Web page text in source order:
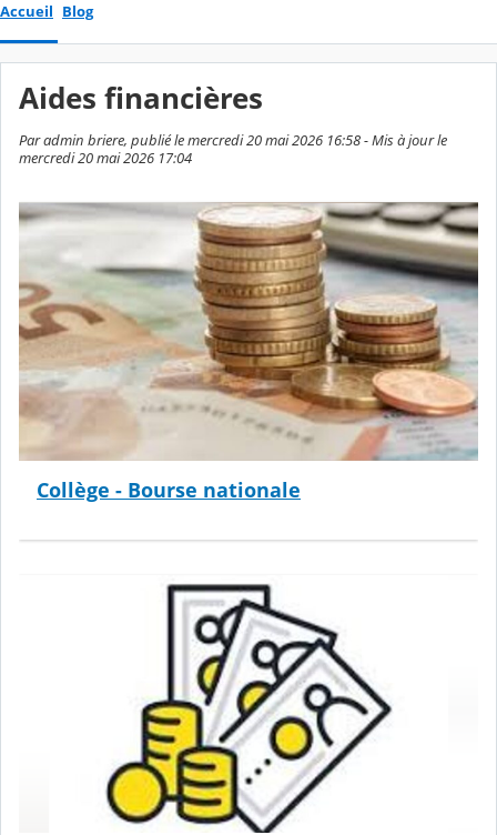
Accueil Blog
Aides financières
Par admin briere, publié le mercredi 20 mai 2026 16:58 - Mis à jour le
mercredi 20 mai 2026 17:04
Collège - Bourse nationale